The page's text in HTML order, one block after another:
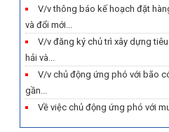
V/v thông báo kế hoạch đặt
và đổi mới...
V/v đăng ký chủ trì xây dựng
hải và...
V/v chủ động ứng phó với bão
gần...
Về việc chủ động ứng phó với